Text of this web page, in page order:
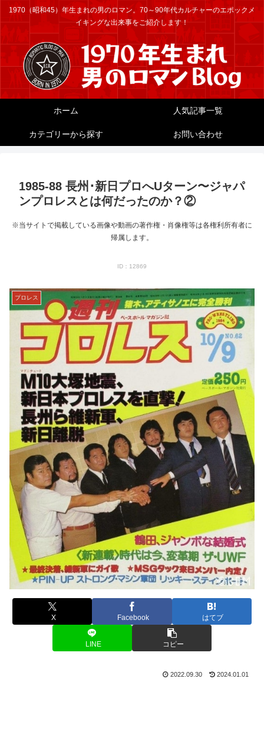
1970（昭和45）年生まれの男のロマン。70～90年代カルチャーのエポックメ
イキングな出来事をご紹介します！
ホーム 人気記事一覧
カテゴリーから探す お問い合わせ
1985-88 長州･新日プロへUターン〜ジャパ
ンプロレスとは何だったのか？②
※当サイトで掲載している画像や動画の著作権・肖像権等は各権利所有者に
帰属します。
ID：12869
プロレス
X Facebook はてブ
LINE コピー
2022.09.30 2024.01.01